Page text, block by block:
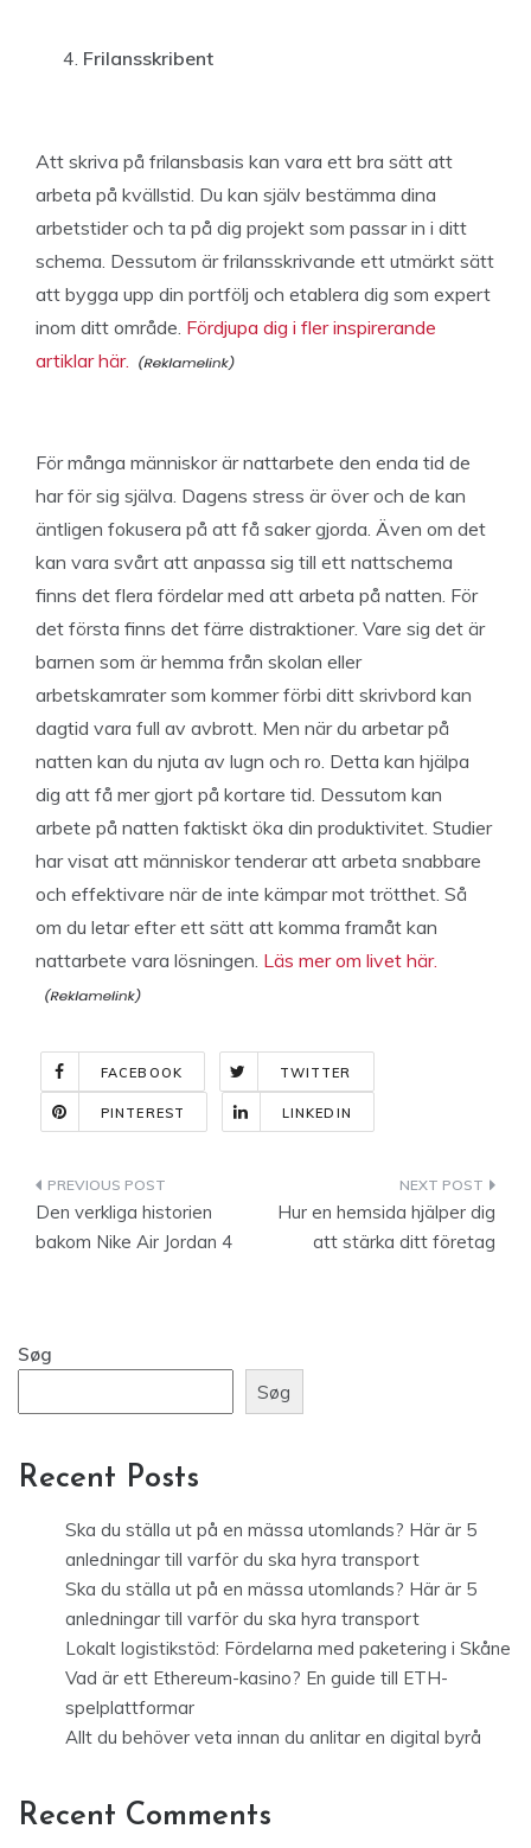
Frilansskribent
Att skriva på frilansbasis kan vara ett bra sätt att
arbeta på kvällstid. Du kan själv bestämma dina
arbetstider och ta på dig projekt som passar in i ditt
schema. Dessutom är frilansskrivande ett utmärkt sätt
att bygga upp din portfölj och etablera dig som expert
inom ditt område. Fördjupa dig i fler inspirerande
artiklar här.
För många människor är nattarbete den enda tid de
har för sig själva. Dagens stress är över och de kan
äntligen fokusera på att få saker gjorda. Även om det
kan vara svårt att anpassa sig till ett nattschema
finns det flera fördelar med att arbeta på natten. För
det första finns det färre distraktioner. Vare sig det är
barnen som är hemma från skolan eller
arbetskamrater som kommer förbi ditt skrivbord kan
dagtid vara full av avbrott. Men när du arbetar på
natten kan du njuta av lugn och ro. Detta kan hjälpa
dig att få mer gjort på kortare tid. Dessutom kan
arbete på natten faktiskt öka din produktivitet. Studier
har visat att människor tenderar att arbeta snabbare
och effektivare när de inte kämpar mot trötthet. Så
om du letar efter ett sätt att komma framåt kan
nattarbete vara lösningen. Läs mer om livet här.
FACEBOOK TWITTER
PINTEREST LINKEDIN
Indlægsnavigation
Den verkliga historien
bakom Nike Air Jordan 4
Hur en hemsida hjälper dig
att stärka ditt företag
Søg
Søg
Recent Posts
Ska du ställa ut på en mässa utomlands? Här är 5
anledningar till varför du ska hyra transport
Ska du ställa ut på en mässa utomlands? Här är 5
anledningar till varför du ska hyra transport
Lokalt logistikstöd: Fördelarna med paketering i Skåne
Vad är ett Ethereum-kasino? En guide till ETH-
spelplattformar
Allt du behöver veta innan du anlitar en digital byrå
Recent Comments